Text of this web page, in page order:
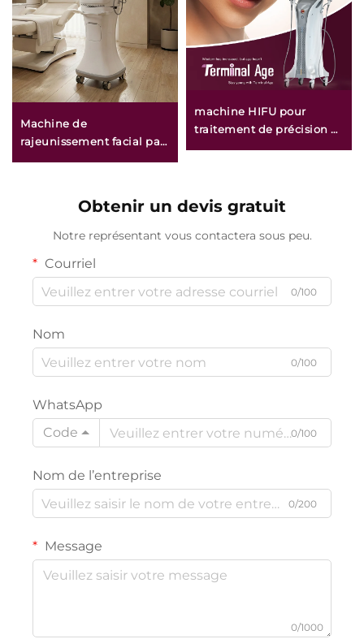
Machine de
rajeunissement facial par
pointe en or
machine HIFU pour
traitement de précision à
4 fréquences, lifting du
corporel, destinée aux
traitements anti-âge
Obtenir un devis gratuit
Notre représentant vous contactera sous peu.
Courriel
0/100
Nom
0/100
WhatsApp
Code
0/100
Nom de l’entreprise
0/200
Message
0/1000